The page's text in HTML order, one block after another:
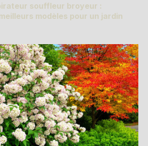
souffleur broyeur :
modèles pour un jardin